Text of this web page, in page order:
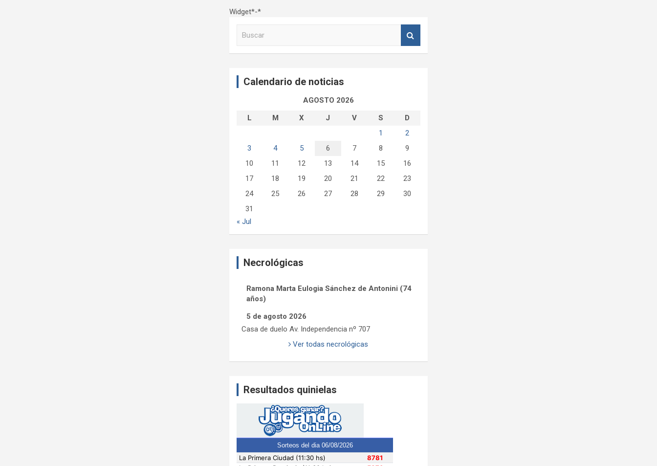
Widget*-*
Calendario de noticias
AGOSTO 2026
L
M X J V S
D
1
2
3
4 5 6 7 8
9
10
11 12 13 14 15
16
17
18 19 20 21 22
23
24
25 26 27 28 29
30
31
« Jul
Necrológicas
Ramona Marta Eulogia Sánchez de Antonini (74
años)
5 de agosto 2026
Casa de duelo Av. Independencia nº 707
Ver todas necrológicas
Resultados quinielas